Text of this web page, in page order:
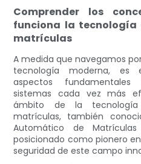
Comprender los
funciona la tecnología
matrículas
A medida que navegamos
tecnología moderna, es
aspectos
sistemas cada vez más
ámbito de la
matrículas, también
Automático de
posicionado como pionero
seguridad de este campo